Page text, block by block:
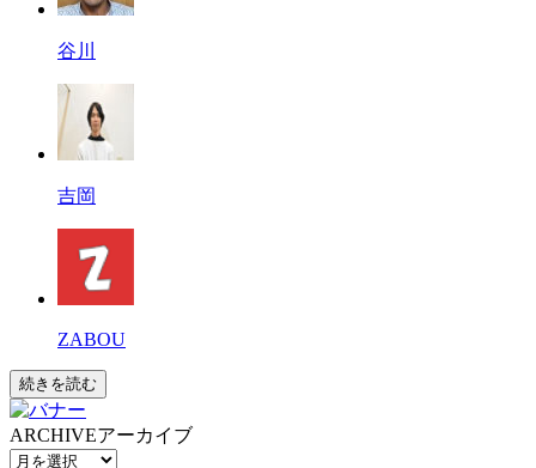
谷川
吉岡
ZABOU
続きを読む
ARCHIVEアーカイブ